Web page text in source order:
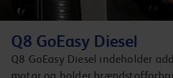
Q8 GoEasy Diesel
Q8 GoEasy Diesel indeholder